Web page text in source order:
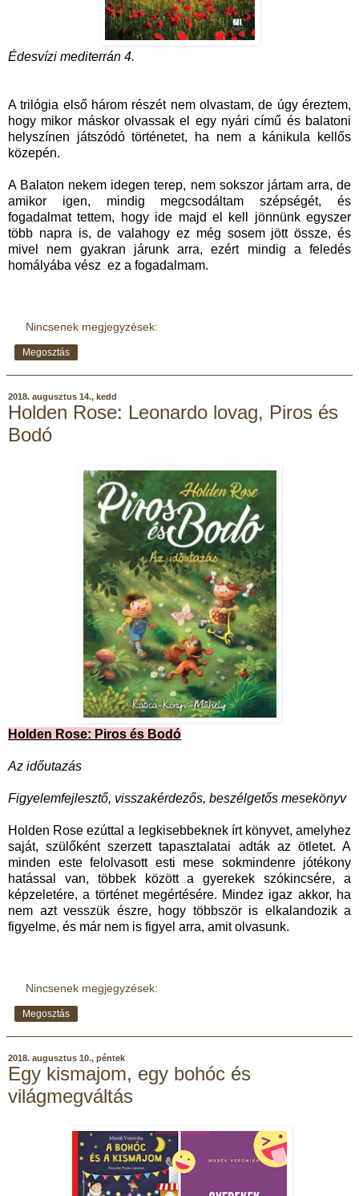
Édesvízi mediterrán 4.
A trilógia első három részét nem olvastam, de úgy éreztem,
hogy mikor máskor olvassak el egy nyári című és balatoni
helyszínen játszódó történetet, ha nem a kánikula kellős
közepén.
A Balaton nekem idegen terep, nem sokszor jártam arra, de
amikor igen, mindig megcsodáltam szépségét, és
fogadalmat tettem, hogy ide majd el kell jönnünk egyszer
több napra is, de valahogy ez még sosem jött össze, és
mivel nem gyakran járunk arra, ezért mindig a feledés
homályába vész ez a fogadalmam.
Nincsenek megjegyzések:
Megosztás
2018. augusztus 14., kedd
Holden Rose: Leonardo lovag, Piros és
Bodó
Holden Rose: Piros és Bodó
Az időutazás
Figyelemfejlesztő, visszakérdezős, beszélgetős mesekönyv
Holden Rose ezúttal a legkisebbeknek írt könyvet, amelyhez
saját, szülőként szerzett tapasztalatai adták az ötletet. A
minden este felolvasott esti mese sokmindenre jótékony
hatással van, többek között a gyerekek szókincsére, a
képzeletére, a történet megértésére. Mindez igaz akkor, ha
nem azt vesszük észre, hogy többször is elkalandozik a
figyelme, és már nem is figyel arra, amit olvasunk.
Nincsenek megjegyzések:
Megosztás
2018. augusztus 10., péntek
Egy kismajom, egy bohóc és
világmegváltás